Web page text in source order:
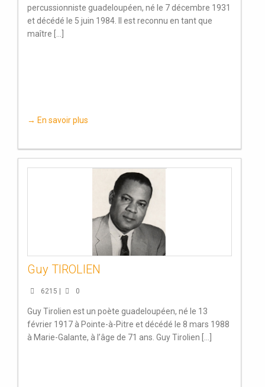
percussionniste guadeloupéen, né le 7 décembre 1931
et décédé le 5 juin 1984. Il est reconnu en tant que
maître [...]
→ En savoir plus
Guy TIROLIEN
6215 | 0
Guy Tirolien est un poète guadeloupéen, né le 13
février 1917 à Pointe-à-Pitre et décédé le 8 mars 1988
à Marie-Galante, à l’âge de 71 ans. Guy Tirolien [...]